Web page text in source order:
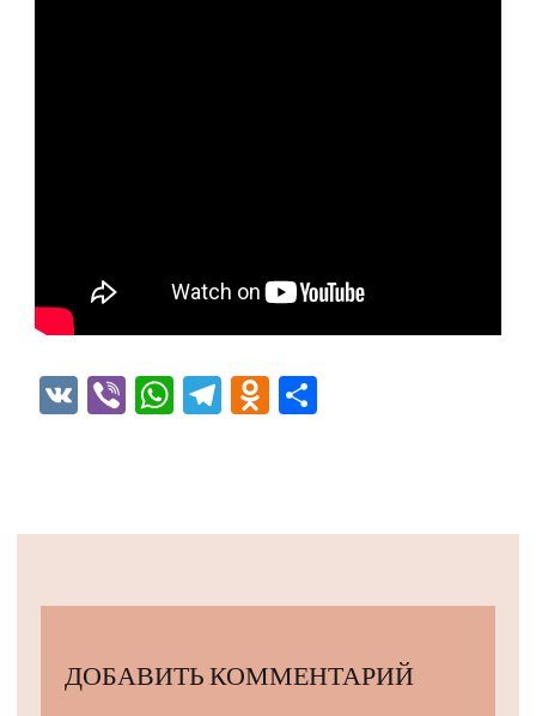
VK ViberWhatsApp
Telegram
Odnoklassniki
ДОБАВИТЬ КОММЕНТАРИЙ